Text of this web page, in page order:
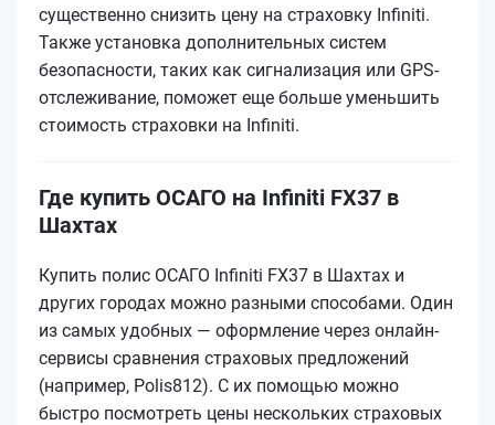
существенно снизить цену на страховку Infiniti.
Также установка дополнительных систем
безопасности, таких как сигнализация или GPS-
отслеживание, поможет еще больше уменьшить
стоимость страховки на Infiniti.
Где купить ОСАГО на Infiniti FX37 в
Шахтах
Купить полис ОСАГО Infiniti FX37 в Шахтах и
других городах можно разными способами. Один
из самых удобных — оформление через онлайн-
сервисы сравнения страховых предложений
(например, Polis812). С их помощью можно
быстро посмотреть цены нескольких страховых